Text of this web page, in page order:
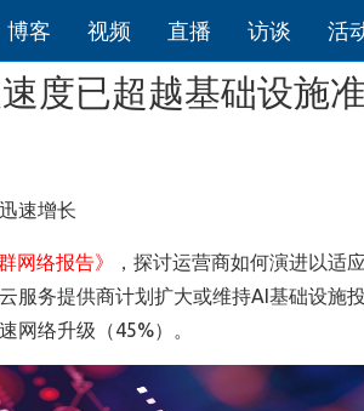
博客 视频 直播 访谈 活
度已超越基础设施
速增长
网络报告》
，探讨运营商如何演进以适
服务提供商计划扩大或维持AI基础设施
网络升级（45%）。